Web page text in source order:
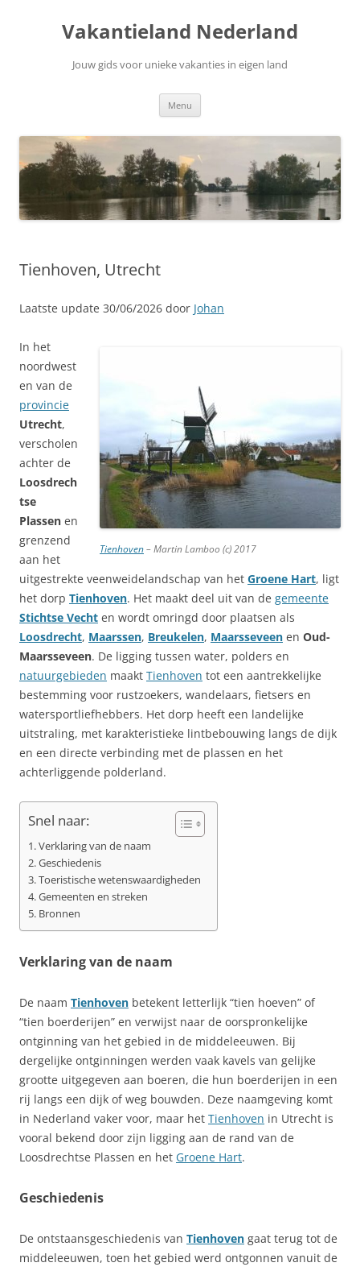
Vakantieland Nederland
Jouw gids voor unieke vakanties in eigen land
Menu
Tienhoven, Utrecht
Laatste update 30/06/2026 door Johan
Tienhoven– Martin Lamboo (c) 2017
In het
noordwest
en van de
provincie
Utrecht,
verscholen
achter de
Loosdrech
tse
Plassen en
grenzend
aan het
uitgestrekte veenweidelandschap van het Groene Hart, ligt
het dorp Tienhoven. Het maakt deel uit van de gemeente
Stichtse Vecht en wordt omringd door plaatsen als
Loosdrecht, Maarssen, Breukelen, Maarsseveen en Oud-
Maarsseveen. De ligging tussen water, polders en
natuurgebieden maakt Tienhoven tot een aantrekkelijke
bestemming voor rustzoekers, wandelaars, fietsers en
watersportliefhebbers. Het dorp heeft een landelijke
uitstraling, met karakteristieke lintbebouwing langs de dijk
en een directe verbinding met de plassen en het
achterliggende polderland.
Snel naar:
Verklaring van de naam
Geschiedenis
Toeristische wetenswaardigheden
Gemeenten en streken
Bronnen
Verklaring van de naam
De naam Tienhoven betekent letterlijk “tien hoeven” of
“tien boerderijen” en verwijst naar de oorspronkelijke
ontginning van het gebied in de middeleeuwen. Bij
dergelijke ontginningen werden vaak kavels van gelijke
grootte uitgegeven aan boeren, die hun boerderijen in een
rij langs een dijk of weg bouwden. Deze naamgeving komt
in Nederland vaker voor, maar het Tienhoven in Utrecht is
vooral bekend door zijn ligging aan de rand van de
Loosdrechtse Plassen en het Groene Hart.
Geschiedenis
De ontstaansgeschiedenis van Tienhoven gaat terug tot de
middeleeuwen, toen het gebied werd ontgonnen vanuit de